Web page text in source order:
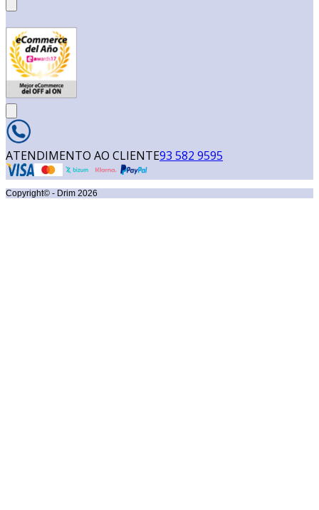
ATENDIMENTO AO CLIENTE93 582 9595
Copyright© - Drim 2026